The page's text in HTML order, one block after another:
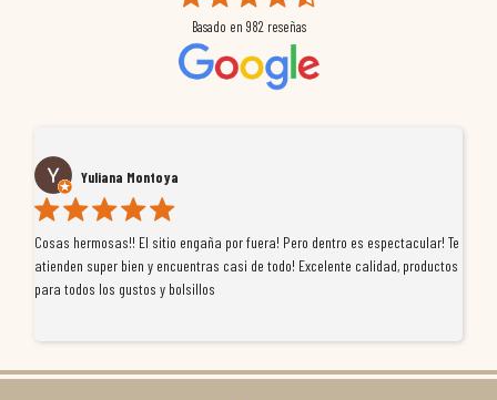
Basado en 982 reseñas
Yuliana Montoya
Cosas hermosas!! El sitio engaña por fuera! Pero dentro es espectacular! Te
atienden super bien y encuentras casi de todo! Excelente calidad, productos
para todos los gustos y bolsillos